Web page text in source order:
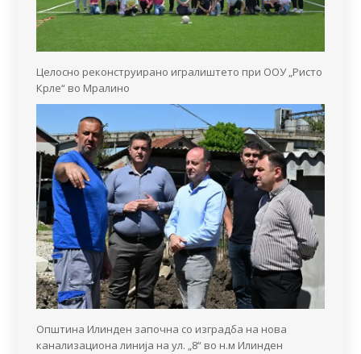
Целосно реконструирано игралиштето при ООУ „Ристо
Крле“ во Мралино
Општина Илинден започна со изградба на нова
канализациона линија на ул. „8“ во н.м Илинден